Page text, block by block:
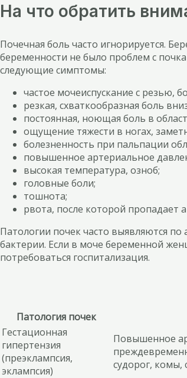
На что обратить
Почечная боль часто игнорируется.
беременности не было проблем с
следующие симптомы:
частое мочеиспускание с резью,
резкая, схваткообразная боль
постоянная, ноющая боль в
ощущение тяжести в ногах,
болезненность при пальпации
повышенное артериальное
высокая температура, озноб;
головные боли;
тошнота;
рвота, после которой пропадает
Патологии почек часто выявляются
бактерии. Если в моче беременной
потребоваться госпитализация.
Патология почек
Гестационная
гипертензия
(преэклампсия,
эклампсия)
Повышенное
судорог, комы,